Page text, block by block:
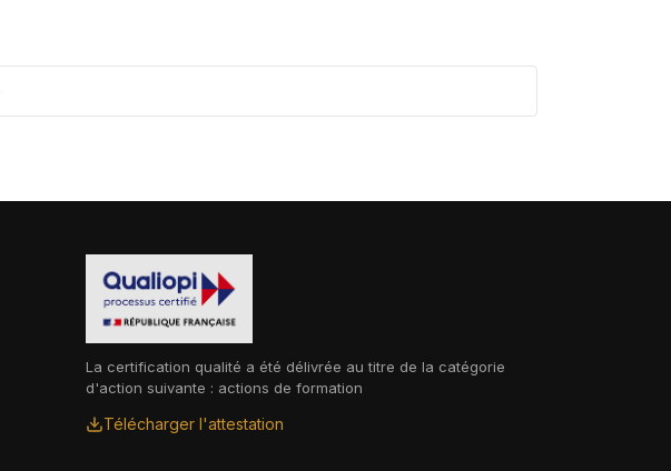
La certification qualité a été délivrée au titre de la catégorie
d'action suivante : actions de formation
Télécharger l'attestation